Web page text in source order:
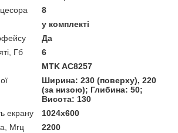
8
у комплекті
Да
Гб
6
MTK AC8257
Ширина: 230 (поверху), 220
(за низою); Глибина: 50;
Висота: 130
екрану
1024х600
Мгц
2200